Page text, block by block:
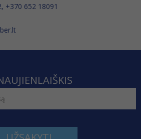
+370 652 18091